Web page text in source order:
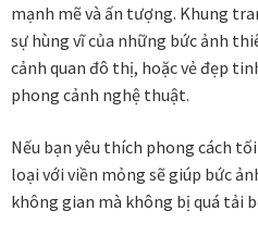
In tranh dán tường theo yêu
in tranh mica
Khung ảnh cưới
mạnh mẽ và ấn tượng. Khung
sự hùng vĩ của những bức ảnh
cảnh quan đô thị, hoặc vẻ đẹp
phong cảnh nghệ thuật.
Nếu bạn yêu thích phong cách
loại với viền mỏng sẽ giúp bức
không gian mà không bị quá tải